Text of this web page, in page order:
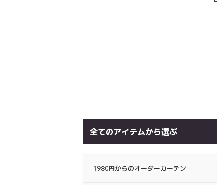
全てのアイテムから選ぶ
1980円からのオーダーカーテン